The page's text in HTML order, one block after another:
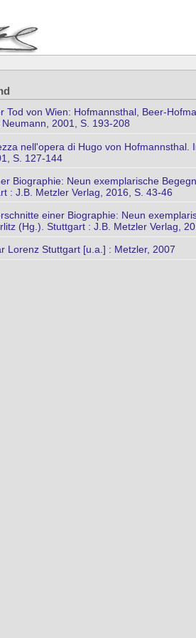
Tod von Wien: Hofmannsthal, Beer-
2001, S. 193-208
nell'opera di Hugo von
S. 127-144
Biographie: Neun exemplarische
: J.B. Metzler Verlag, 2016, S. 43-46
einer Biographie: Neun
(Hg.). Stuttgart : J.B. Metzler Verlag,
Lorenz Stuttgart [u.a.] : Metzler, 2007